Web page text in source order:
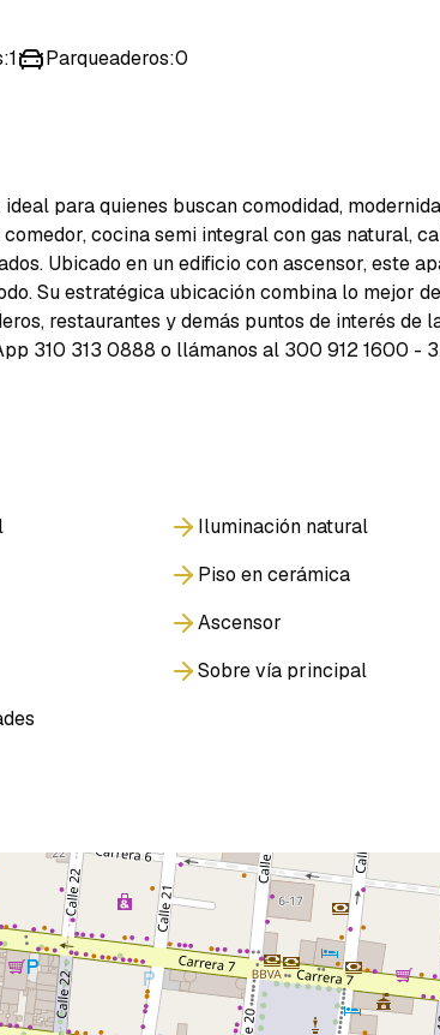
:1 Parqueaderos:0
para quienes buscan comodidad,
cocina semi integral con gas natural,
Ubicado en un edificio con ascensor, este
Su estratégica ubicación combina lo mejor
restaurantes y demás puntos de interés
310 313 0888 o llámanos al 300 912 1600
Iluminación natural
Piso en cerámica
Ascensor
Sobre vía principal